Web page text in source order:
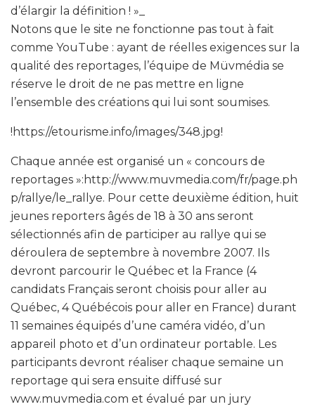
d’élargir la définition ! »_
Notons que le site ne fonctionne pas tout à fait
comme YouTube : ayant de réelles exigences sur la
qualité des reportages, l’équipe de Müvmédia se
réserve le droit de ne pas mettre en ligne
l’ensemble des créations qui lui sont soumises.
!https://etourisme.info/images/348.jpg!
Chaque année est organisé un « concours de
reportages »:http://www.muvmedia.com/fr/page.ph
p/rallye/le_rallye. Pour cette deuxième édition, huit
jeunes reporters âgés de 18 à 30 ans seront
sélectionnés afin de participer au rallye qui se
déroulera de septembre à novembre 2007. Ils
devront parcourir le Québec et la France (4
candidats Français seront choisis pour aller au
Québec, 4 Québécois pour aller en France) durant
11 semaines équipés d’une caméra vidéo, d’un
appareil photo et d’un ordinateur portable. Les
participants devront réaliser chaque semaine un
reportage qui sera ensuite diffusé sur
www.muvmedia.com et évalué par un jury